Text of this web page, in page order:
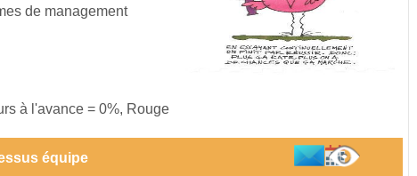
de management
à l'avance = 0%, Rouge
équipe